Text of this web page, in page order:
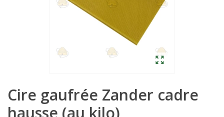
Cire gaufrée Zander cadre
hausse (au kilo)